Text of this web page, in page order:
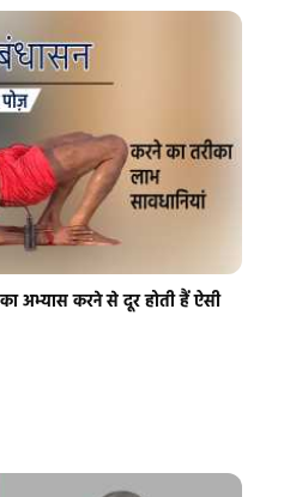
अभ्यास करने से दूर होती हैं ऐसी